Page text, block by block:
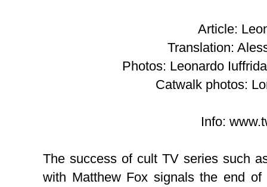
Article:
Translation:
Photos: Leonardo
Catwalk photos:
Info:
The success of cult TV series such
with Matthew Fox signals the end